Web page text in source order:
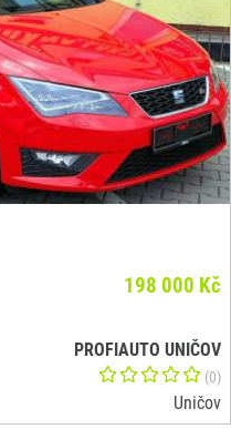
198 000 Kč
PROFIAUTO UNIČOV
(0)
Uničov